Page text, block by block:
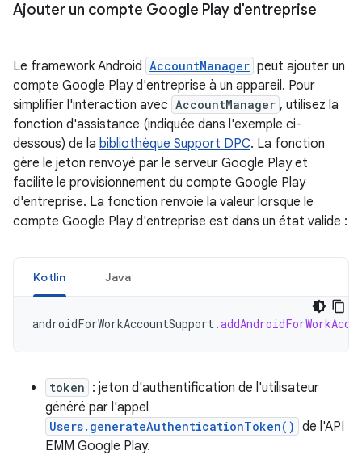
Ajouter un compte Google Play d'entreprise
Le framework Android AccountManager peut ajouter un
compte Google Play d'entreprise à un appareil. Pour
simplifier l'interaction avec AccountManager , utilisez la
fonction d'assistance (indiquée dans l'exemple ci-
dessous) de la bibliothèque Support DPC. La fonction
gère le jeton renvoyé par le serveur Google Play et
facilite le provisionnement du compte Google Play
d'entreprise. La fonction renvoie la valeur lorsque le
compte Google Play d'entreprise est dans un état valide :
Kotlin Java
androidForWorkAccountSupport.
token : jeton d'authentification de l'utilisateur
généré par l'appel
Users.generateAuthenticationToken() de l'API
EMM Google Play.